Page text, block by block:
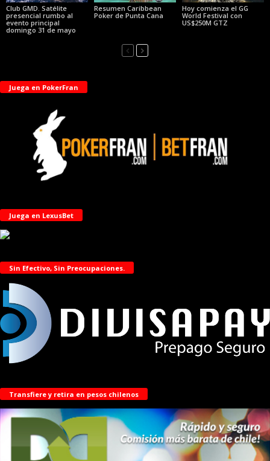
Club GMD. Satélite
presencial rumbo al
evento principal
domingo 31 de mayo
Resumen Caribbean
Poker de Punta Cana
Hoy comienza el GG
World Festival con
US$250M GTZ
Juega en PokerFran
Juega en LexusBet
Sin Efectivo, Sin Preocupaciones.
Transfiere y retira en pesos chilenos